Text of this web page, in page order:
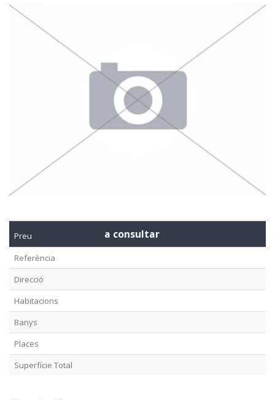
Preu a consultar
Referència
Direcció
Habitacions
Banys
Places
Superfície Total